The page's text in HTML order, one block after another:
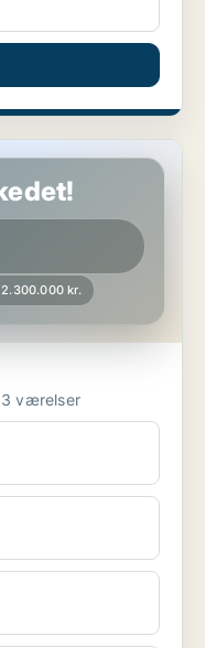
2.300.000 kr.
Lejlighed til salg i 3460 Birkerød 3 værelser